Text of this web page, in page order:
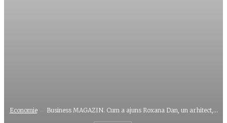
Economie Business MAGAZIN. Cum a ajuns Roxana Dan, un arhitect,...